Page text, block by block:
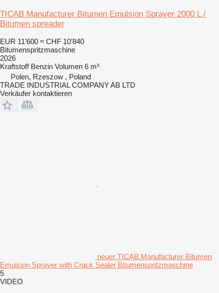
TICAB Manufacturer Bitumen Emulsion Sprayer 2000 L /
Bitumen spreader
EUR 11’600 ≈ CHF 10’840
Bitumenspritzmaschine
2026
Kraftstoff Benzin Volumen 6 m³
Polen, Rzeszow , Poland
TRADE INDUSTRIAL COMPANY AB LTD
Verkäufer kontaktieren
neuer TICAB Manufacturer Bitumen
Emulsion Sprayer with Crack Sealer Bitumenspritzmaschine
5
VIDEO